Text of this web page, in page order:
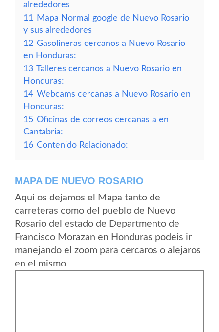
alrededores
11
Mapa Normal google de Nuevo Rosario
y sus alrededores
12 Gasolineras cercanos a Nuevo Rosario
en Honduras:
13 Talleres cercanos a Nuevo Rosario en
Honduras:
14 Webcams cercanas a Nuevo Rosario en
Honduras:
15 Oficinas de correos cercanas a en
Cantabria:
16 Contenido Relacionado:
MAPA DE NUEVO ROSARIO
Aqui os dejamos el Mapa tanto de
carreteras como del pueblo de Nuevo
Rosario del estado de Departmento de
Francisco Morazan en Honduras podeis ir
manejando el zoom para cercaros o alejaros
en el mismo.